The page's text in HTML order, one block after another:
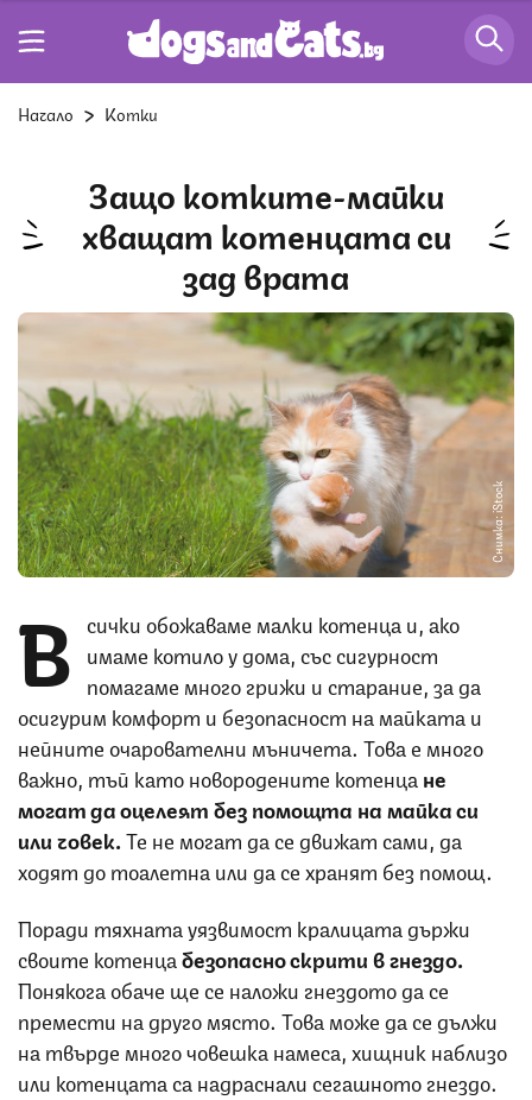
Начало Котки
Защо котките-майки
хващат котенцата си
зад врата
Снимка: iStock
В сички обожаваме малки котенца и, ако
имаме котило у дома, със сигурност
помагаме много грижи и старание, за да
осигурим комфорт и безопасност на майката и
нейните очарователни мъничета. Това е много
важно, тъй като новородените котенца не
могат да оцелеят без помощта на майка си
или човек.Те не могат да се движат сами, да
ходят до тоалетна или да се хранят без помощ.
Поради тяхната уязвимост кралицата държи
своите котенцабезопасно скрити в гнездо.
Понякога обаче ще се наложи гнездото да се
премести на друго място. Това може да се дължи
на твърде много човешка намеса, хищник наблизо
или котенцата са надраснали сегашното гнездо.